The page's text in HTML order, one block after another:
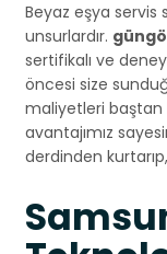
Beyaz eşya
unsurlardır.
sertifikalı ve
öncesi size
maliyetleri baştan
avantajımız
derdinden